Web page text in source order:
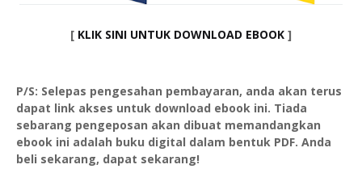
[ KLIK SINI UNTUK DOWNLOAD EBOOK ]
P/S: Selepas pengesahan pembayaran, anda akan terus
dapat link akses untuk download ebook ini. Tiada
sebarang pengeposan akan dibuat memandangkan
ebook ini adalah buku digital dalam bentuk PDF. Anda
beli sekarang, dapat sekarang!